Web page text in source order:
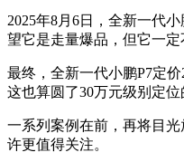
2025年8月6日，全新一代
望它是走量爆品，但它一定
最终，全新一代小鹏P7定
这也算圆了30万元级别定位
一系列案例在前，再将目
许更值得关注。